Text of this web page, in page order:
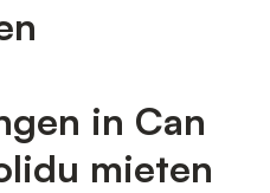
in Can
mieten